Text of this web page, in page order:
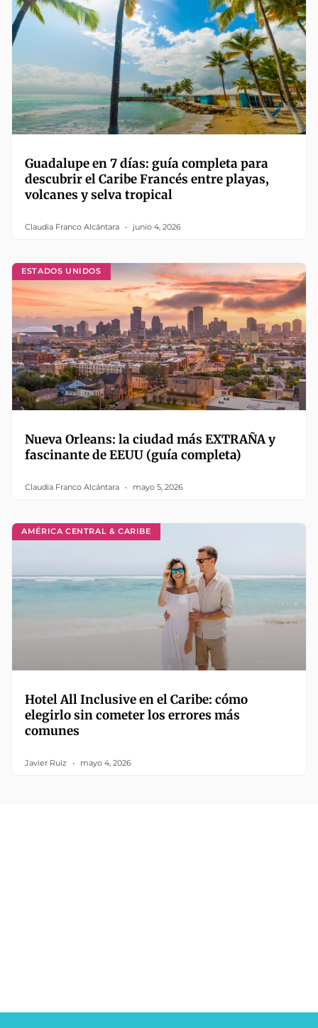
Guadalupe en 7 días: guía completa para
descubrir el Caribe Francés entre playas,
volcanes y selva tropical
Claudia Franco Alcántara junio 4, 2026
ESTADOS UNIDOS
Nueva Orleans: la ciudad más EXTRAÑA y
fascinante de EEUU (guía completa)
Claudia Franco Alcántara mayo 5, 2026
AMÉRICA CENTRAL & CARIBE
Hotel All Inclusive en el Caribe: cómo
elegirlo sin cometer los errores más
comunes
Javier Ruiz mayo 4, 2026